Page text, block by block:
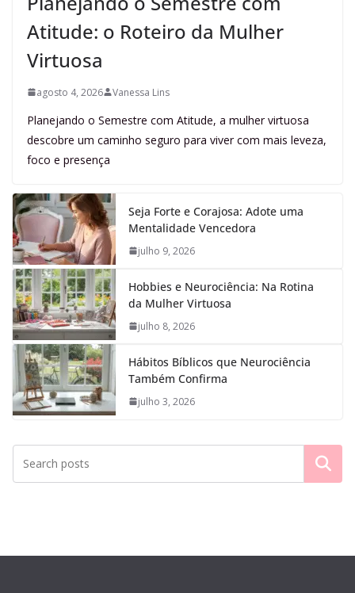
Atitude: o Roteiro da Mulher
Virtuosa
agosto 4, 2026 Vanessa Lins
Planejando o Semestre com Atitude, a mulher virtuosa
descobre um caminho seguro para viver com mais leveza,
foco e presença
Seja Forte e Corajosa: Adote uma
Mentalidade Vencedora
julho 9, 2026
Hobbies e Neurociência: Na Rotina
da Mulher Virtuosa
julho 8, 2026
Hábitos Bíblicos que Neurociência
Também Confirma
julho 3, 2026
Pesquisar